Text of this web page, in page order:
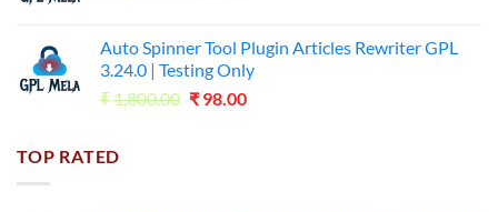
₹1,800.00.₹35.00.
Auto Spinner Tool Plugin Articles Rewriter GPL
3.24.0 | Testing Only
₹1,800.00 Original
₹ 98.00Current
TOP RATED